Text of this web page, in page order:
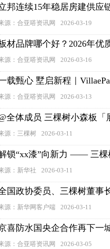
邦连续15年稳居房建供应
源：合亚嗒资讯网 2026-03-19
材品牌哪个好？2026年优
源：合亚嗒资讯网 2026-03-16
载甄心 墅启新程｜
源：合亚嗒资讯网 2026-03-13
全体成员 三棵树小森板「
源：三棵树 2026-03-11
锁“xx漆”向新力 —— 三棵
源：新华社 2026-03-11
国政协委员、三棵树董事
源：新华网客户端 2026-03-11
喜防水国央企合作再下一
源：合亚嗒资讯网 2026-03-05